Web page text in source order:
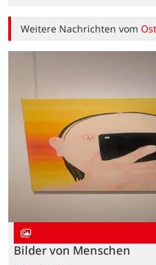
Weitere Nachrichten vom
Bilder von Menschen